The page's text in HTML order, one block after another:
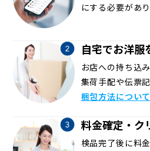
にする必要があ
自宅でお洋服
お店への持ち込
集荷手配や伝票
梱包方法について
料金確定・ク
検品完了後に料